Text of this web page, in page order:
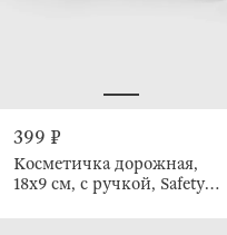
399 ₽
Косметичка дорожная,
18х9 см, с ручкой, Safety